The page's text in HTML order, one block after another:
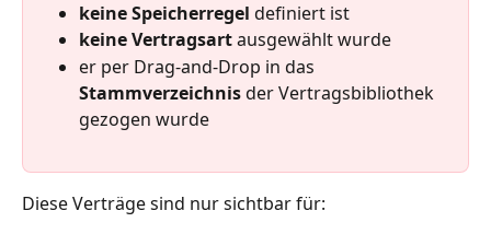
keine Speicherregel definiert ist
keine Vertragsart ausgewählt wurde
er per Drag-and-Drop in das
Stammverzeichnis der Vertragsbibliothek
gezogen wurde
Diese Verträge sind nur sichtbar für: